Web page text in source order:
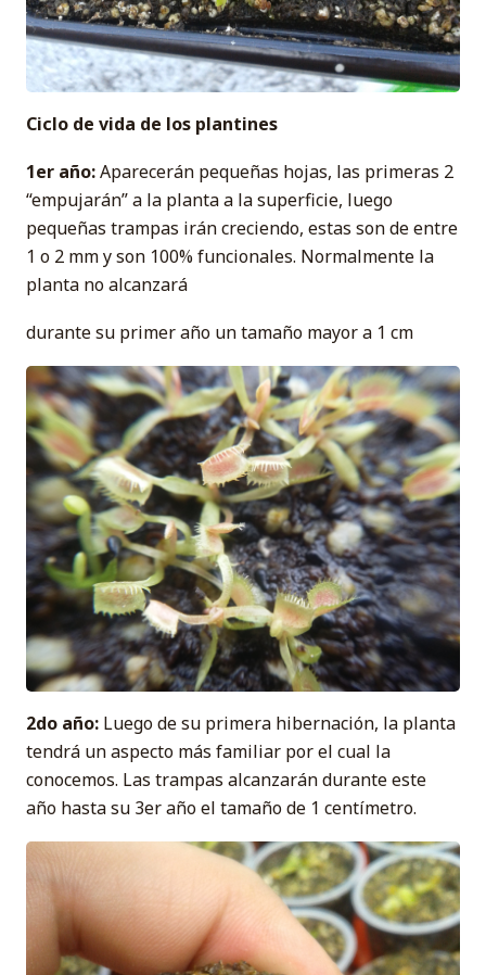
Ciclo de vida de los plantines
1er año:Aparecerán pequeñas hojas, las primeras 2
“empujarán” a la planta a la superficie, luego
pequeñas trampas irán creciendo, estas son de entre
1 o 2 mm y son 100% funcionales. Normalmente la
planta no alcanzará
durante su primer año un tamaño mayor a 1 cm
2do año: Luego de su primera hibernación, la planta
tendrá un aspecto más familiar por el cual la
conocemos. Las trampas alcanzarán durante este
año hasta su 3er año el tamaño de 1 centímetro.